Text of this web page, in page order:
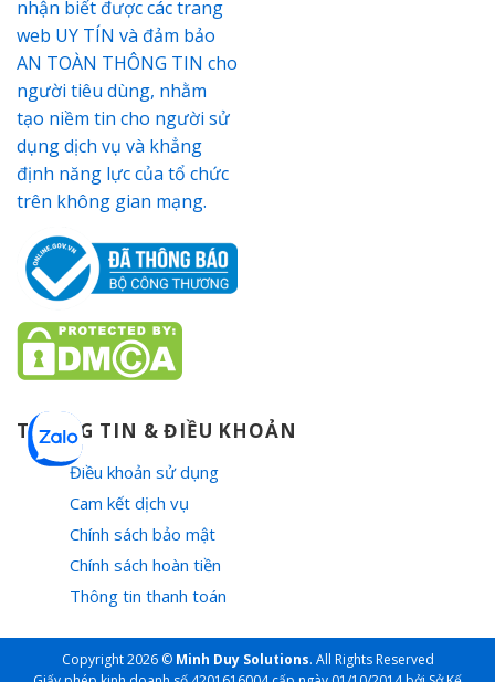
THÔNG TIN & ĐIỀU KHOẢN
Điều khoản sử dụng
Cam kết dịch vụ
Chính sách bảo mật
Chính sách hoàn tiền
Thông tin thanh toán
Copyright 2026 © Minh Duy Solutions. All Rights Reserved